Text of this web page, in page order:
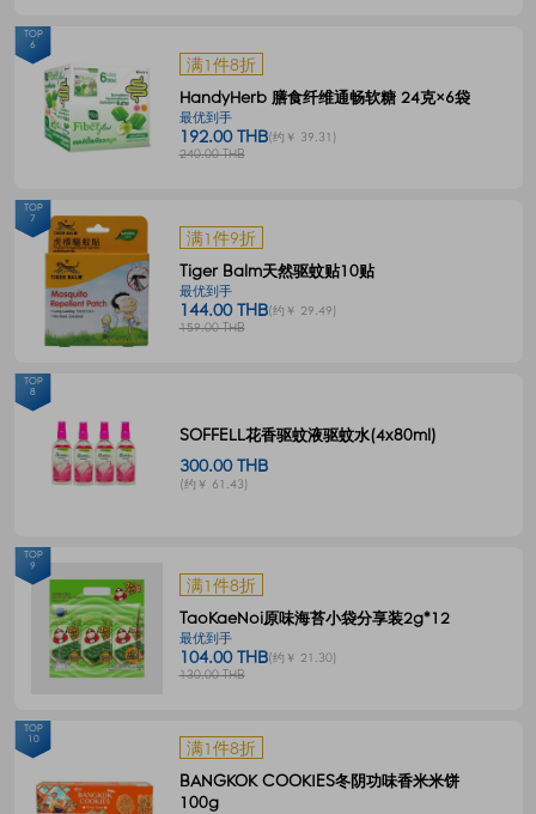
满1件8折
HandyHerb 膳食纤维通畅软糖 24克×6袋
最优到手
192.00 THB(约￥ 39.31)
240.00 THB
TOP
6
满1件9折
Tiger Balm天然驱蚊贴10贴
最优到手
144.00 THB(约￥ 29.49)
159.00 THB
TOP
7
SOFFELL花香驱蚊液驱蚊水(4x80ml)
300.00 THB
(约￥ 61.43)
TOP
8
满1件8折
TaoKaeNoi原味海苔小袋分享装2g*12
最优到手
104.00 THB(约￥ 21.30)
130.00 THB
TOP
9
满1件8折
BANGKOK COOKIES冬阴功味香米米饼
100g
TOP
10